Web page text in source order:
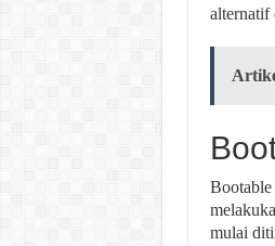
alternatif
mulai